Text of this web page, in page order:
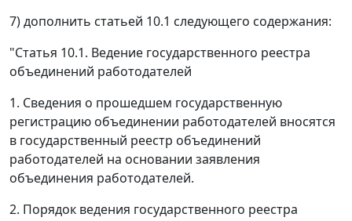
7) дополнить статьей 10.1 следующего содержания:
"Статья 10.1. Ведение государственного реестра
объединений работодателей
1. Сведения о прошедшем государственную
регистрацию объединении работодателей вносятся
в государственный реестр объединений
работодателей на основании заявления
объединения работодателей.
2. Порядок ведения государственного реестра